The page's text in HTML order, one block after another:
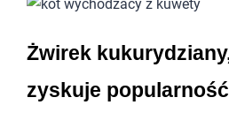
Żwirek
zyskuje